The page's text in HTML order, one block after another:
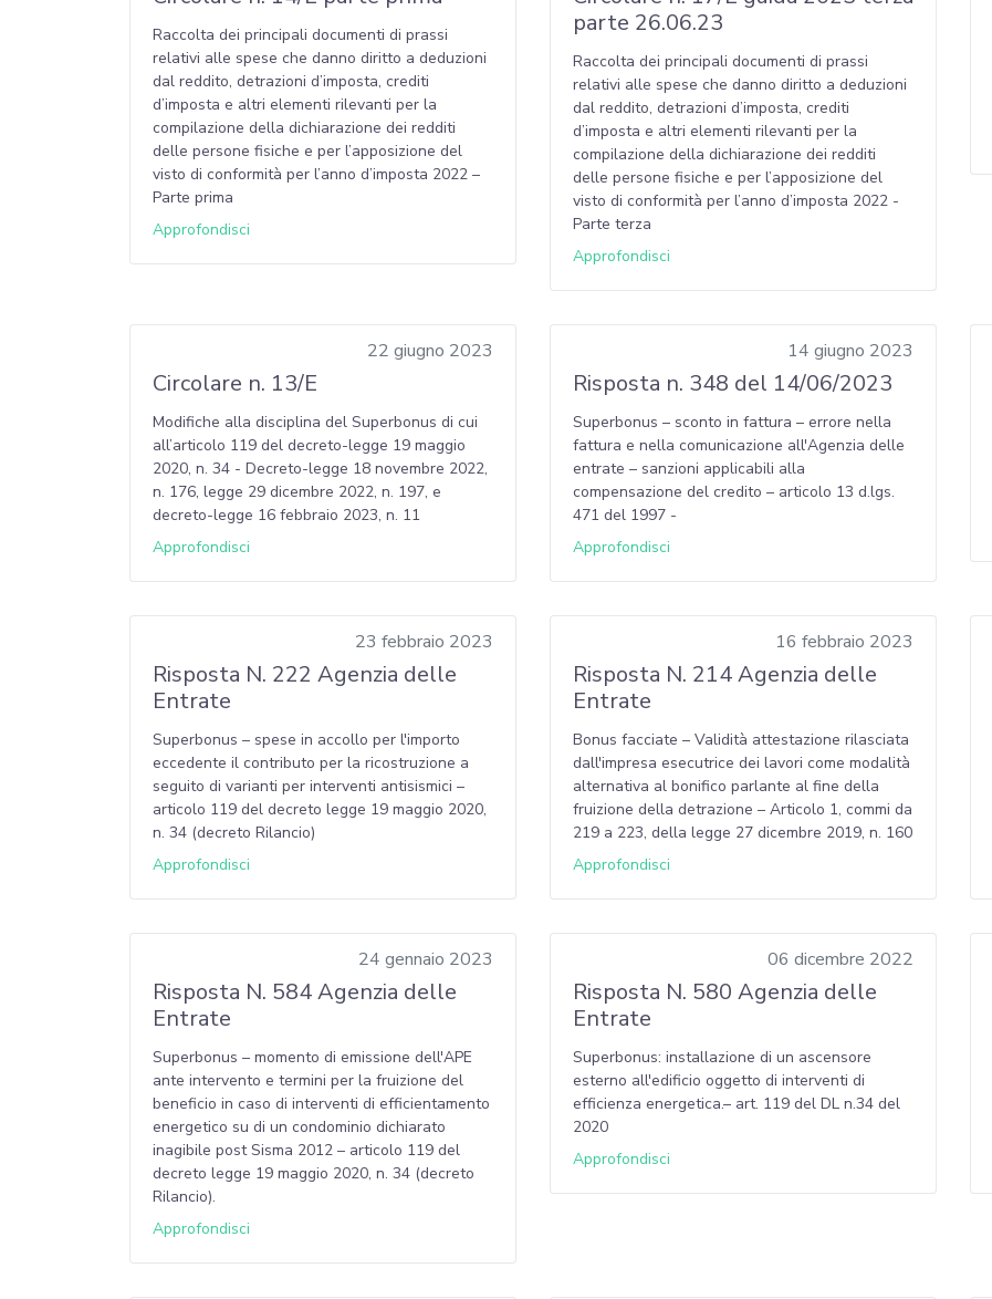
Raccolta dei principali documenti di prassi
relativi alle spese che danno diritto a deduzioni
dal reddito, detrazioni d’imposta, crediti
d’imposta e altri elementi rilevanti per la
compilazione della dichiarazione dei redditi
delle persone fisiche e per l’apposizione del
visto di conformità per l’anno d’imposta 2022 –
Parte prima
Approfondisci
parte 26.06.23
Raccolta dei principali documenti di prassi
relativi alle spese che danno diritto a deduzioni
dal reddito, detrazioni d’imposta, crediti
d’imposta e altri elementi rilevanti per la
compilazione della dichiarazione dei redditi
delle persone fisiche e per l’apposizione del
visto di conformità per l’anno d’imposta 2022 -
Parte terza
Approfondisci
22 giugno 2023
Circolare n. 13/E
Modifiche alla disciplina del Superbonus di cui
all’articolo 119 del decreto-legge 19 maggio
2020, n. 34 - Decreto-legge 18 novembre 2022,
n. 176, legge 29 dicembre 2022, n. 197, e
decreto-legge 16 febbraio 2023, n. 11
Approfondisci
14 giugno 2023
Risposta n. 348 del 14/06/2023
Superbonus – sconto in fattura – errore nella
fattura e nella comunicazione all'Agenzia delle
entrate – sanzioni applicabili alla
compensazione del credito – articolo 13 d.lgs.
471 del 1997 -
Approfondisci
23 febbraio 2023
Risposta N. 222 Agenzia delle
Entrate
Superbonus – spese in accollo per l'importo
eccedente il contributo per la ricostruzione a
seguito di varianti per interventi antisismici –
articolo 119 del decreto legge 19 maggio 2020,
n. 34 (decreto Rilancio)
Approfondisci
16 febbraio 2023
Risposta N. 214 Agenzia delle
Entrate
Bonus facciate – Validità attestazione rilasciata
dall'impresa esecutrice dei lavori come modalità
alternativa al bonifico parlante al fine della
fruizione della detrazione – Articolo 1, commi da
219 a 223, della legge 27 dicembre 2019, n. 160
Approfondisci
24 gennaio 2023
Risposta N. 584 Agenzia delle
Entrate
Superbonus – momento di emissione dell'APE
ante intervento e termini per la fruizione del
beneficio in caso di interventi di efficientamento
energetico su di un condominio dichiarato
inagibile post Sisma 2012 – articolo 119 del
decreto legge 19 maggio 2020, n. 34 (decreto
Rilancio).
Approfondisci
06 dicembre 2022
Risposta N. 580 Agenzia delle
Entrate
Superbonus: installazione di un ascensore
esterno all'edificio oggetto di interventi di
efficienza energetica.– art. 119 del DL n.34 del
2020
Approfondisci